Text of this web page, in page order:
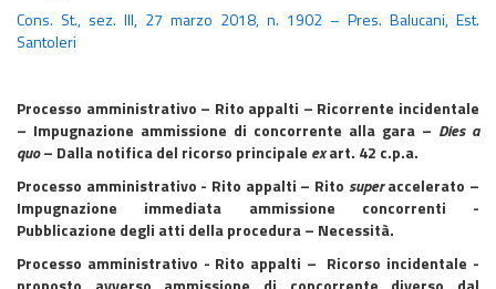
Cons. St., sez. III, 27 marzo 2018, n. 1902 – Pres. Balucani, Est.
Santoleri
Processo amministrativo – Rito appalti – Ricorrente incidentale
– Impugnazione ammissione di concorrente alla gara – Dies a
quo– Dalla notifica del ricorso principale exart. 42 c.p.a.
Processo amministrativo - Rito appalti – Rito superaccelerato –
Impugnazione immediata ammissione concorrenti -
Pubblicazione degli atti della procedura – Necessità.
Processo amministrativo - Rito appalti – Ricorso incidentale -